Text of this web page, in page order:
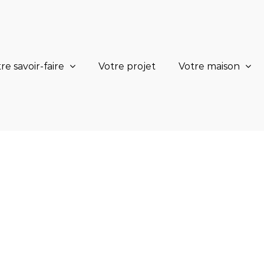
savoir-faire Votre projet Votre maison